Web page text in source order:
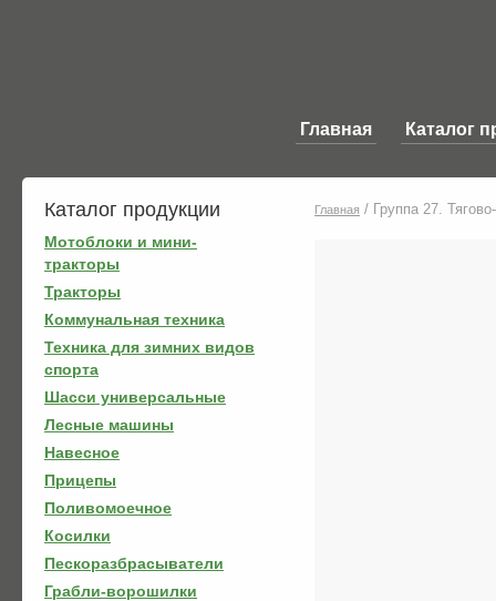
Главная Каталог
Каталог продукции
Мотоблоки и мини-
тракторы
Тракторы
Коммунальная техника
Техника для зимних видов
спорта
Шасси универсальные
Лесные машины
Навесное
Прицепы
Поливомоечное
Косилки
Пескоразбрасыватели
Грабли-ворошилки
Главная / Группа 27.